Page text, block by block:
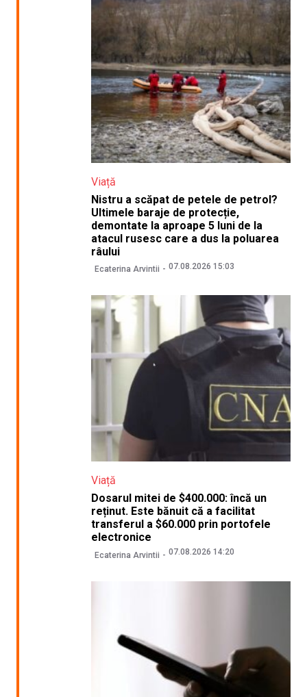
Viață
Nistru a scăpat de petele de petrol?
Ultimele baraje de protecție,
demontate la aproape 5 luni de la
atacul rusesc care a dus la poluarea
râului
Ecaterina Arvintii 07.08.2026 15:03
Viață
Dosarul mitei de $400.000: încă un
reținut. Este bănuit că a facilitat
transferul a $60.000 prin portofele
electronice
Ecaterina Arvintii 07.08.2026 14:20